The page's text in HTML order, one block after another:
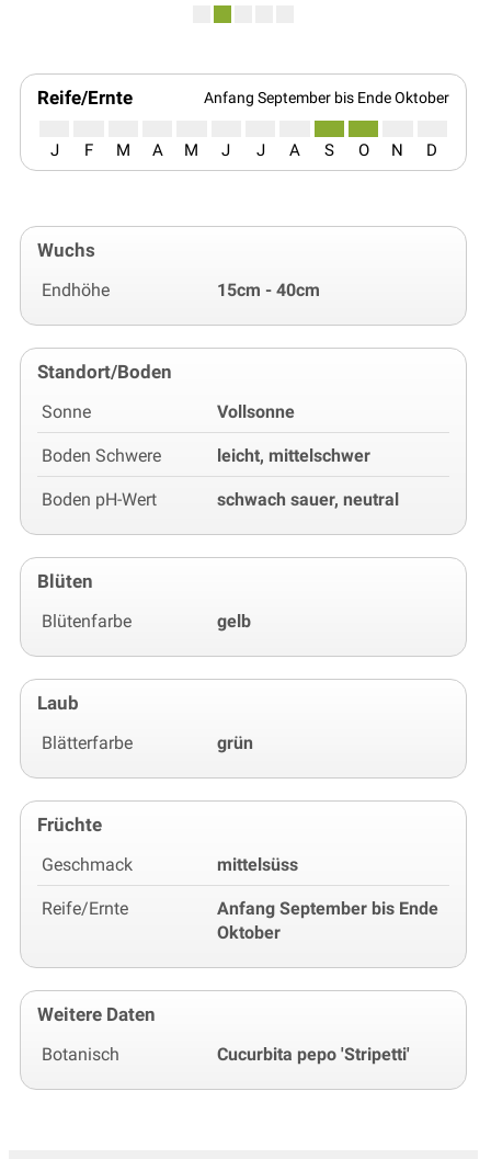
Reife/Ernte Anfang September bis Ende Oktober
J F M A M J J A S O N D
Wuchs
Endhöhe 15cm - 40cm
Standort/Boden
Sonne Vollsonne
Boden Schwere leicht, mittelschwer
Boden pH-Wert schwach sauer, neutral
Blüten
Blütenfarbe gelb
Laub
Blätterfarbe grün
Früchte
Geschmack mittelsüss
Reife/Ernte
Anfang September bis Ende
Oktober
Weitere Daten
Botanisch Cucurbita pepo 'Stripetti'